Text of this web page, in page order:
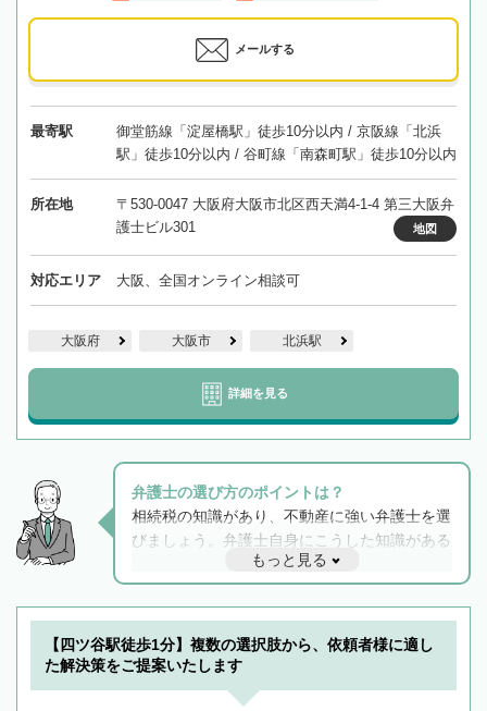
メールする
最寄駅
御堂筋線「淀屋橋駅」徒歩10分以内 / 京阪線「北浜
駅」徒歩10分以内 / 谷町線「南森町駅」徒歩10分以内
所在地
〒530-0047 大阪府大阪市北区西天満4-1-4 第三大阪弁
護士ビル301
地図
対応エリア 大阪、全国オンライン相談可
大阪府 大阪市 北浜駅
詳細を見る
弁護士の選び方のポイントは？
相続税の知識があり、不動産に強い弁護士を選
びましょう。弁護士自身にこうした知識がある
と他士業との連携もスムーズに進み、トラブル
解決のみならず相続をトータルで任せることが
できます。また、相続は感情がからむ分野なの
でフィーリングも重要です。実際に電話や面談
で複数の弁護士と会話をしてウマが合う方に依
もっと見る
【四ツ谷駅徒歩1分】複数の選択肢から、依頼者様に適し
た解決策をご提案いたします